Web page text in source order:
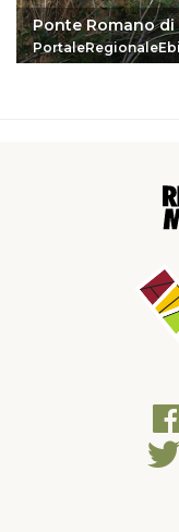
Ponte Romano di